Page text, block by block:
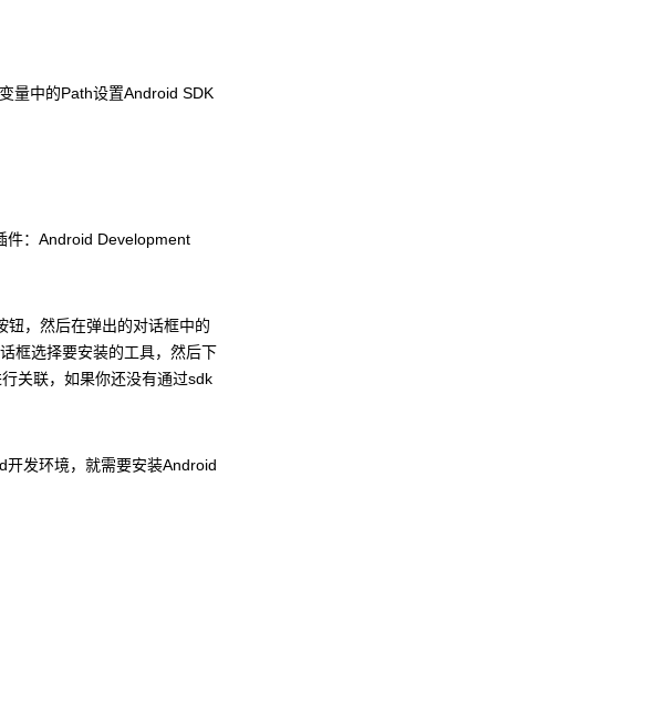
量中的Path设置Android SDK
件：Android Development
，然后在弹出的对话框中的
框选择要安装的工具，然后下
关联，如果你还没有通过sdk
发环境，就需要安装Android